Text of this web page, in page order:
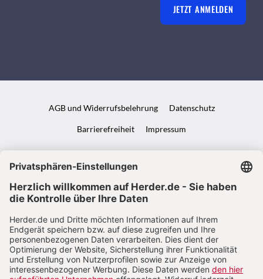
JETZT ANMELDEN
AGB und Widerrufsbelehrung Datenschutz
Barrierefreiheit Impressum
VERTRAG WIDERRUFEN